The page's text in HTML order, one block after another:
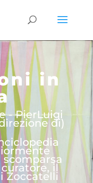
in
- PierLuigi
di)
il
Zoccatelli